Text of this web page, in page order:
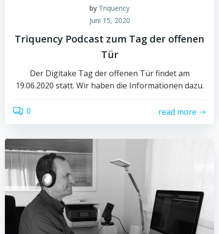
by Triquency
Juni 15, 2020
Triquency Podcast zum Tag der offenen
Tür
Der Digitake Tag der offenen Tür findet am
19.06.2020 statt. Wir haben die Informationen dazu.
0 read more